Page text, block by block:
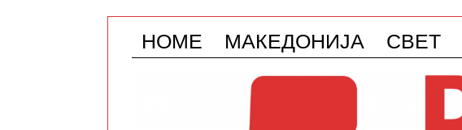
HOME МАКЕДОНИЈА СВЕТ